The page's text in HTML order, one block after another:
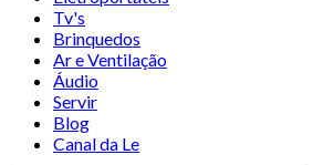
Tv's
Brinquedos
Ar e Ventilação
Áudio
Servir
Blog
Canal da Le